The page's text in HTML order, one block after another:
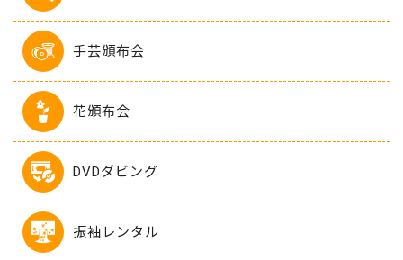
手芸頒布会
花頒布会
DVDダビング
振袖レンタル